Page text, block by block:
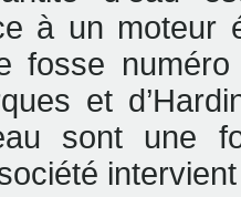
à un moteur
fosse
et
sont une